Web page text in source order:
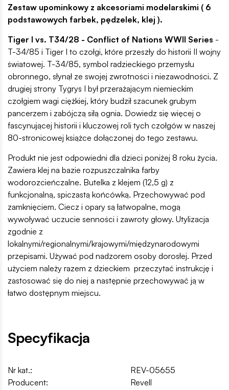
Zestaw upominkowy z akcesoriami modelarskimi ( 6
podstawowych farbek, pędzelek, klej ).
Tiger I vs. T34/28 - Conflict of Nations WWII Series -
T-34/85 i Tiger I to czołgi, które przeszły do ​​historii II wojny
światowej. T-34/85, symbol radzieckiego przemysłu
obronnego, słynął ze swojej zwrotności i niezawodności. Z
drugiej strony Tygrys I był przerażającym niemieckim
czołgiem wagi ciężkiej, który budził szacunek grubym
pancerzem i zabójczą siłą ognia. Dowiedz się więcej o
fascynującej historii i kluczowej roli tych czołgów w naszej
80-stronicowej książce dołączonej do tego zestawu.
Produkt nie jest odpowiedni dla dzieci poniżej 8 roku życia.
Zawiera klej na bazie rozpuszczalnika farby
wodorozcieńczalne. Butelka z klejem (12,5 g) z
funkcjonalną, spiczastą końcówką. Przechowywać pod
zamknięciem. Ciecz i opary są łatwopalne, mogą
wywoływać uczucie senności i zawroty głowy. Utylizacja
zgodnie z
lokalnymi/regionalnymi/krajowymi/międzynarodowymi
przepisami. Używać pod nadzorem osoby dorosłej. Przed
użyciem należy razem z dzieckiem przeczytać instrukcję i
zastosować się do niej a następnie przechowywać ją w
łatwo dostępnym miejscu.
Specyfikacja
Nr kat.:
REV-05655
Producent:
Revell